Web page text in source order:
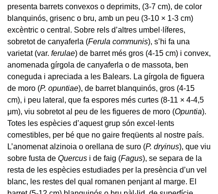
presenta barrets convexos o deprimits, (3-7 cm), de color
blanquinós, grisenc o bru, amb un peu (3-10 × 1-3 cm)
excèntric o central. Sobre rels d’altres umbel·líferes,
sobretot de canyaferla (Ferula communis), s’hi fa una
varietat (var. ferulae) de barret més gros (4-15 cm) i convex,
anomenada gírgola de canyaferla o de massota, ben
coneguda i apreciada a les Balears. La gírgola de figuera
de moro (P. opuntiae), de barret blanquinós, gros (4-15
cm), i peu lateral, que fa espores més curtes (8-11 × 4-4,5
μm), viu sobretot al peu de les figueres de moro (Opuntia).
Totes les espècies d’aquest grup són excel·lents
comestibles, per bé que no gaire freqüents al nostre país.
L’anomenat alzinoia o orellana de suro (P. dryinus), que viu
sobre fusta de Quercus i de faig (Fagus), se separa de la
resta de les espècies estudiades per la presència d’un vel
blanc, les restes del qual romanen penjant al marge. El